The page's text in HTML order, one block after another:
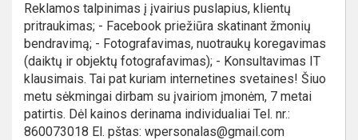
Reklamos talpinimas į įvairius puslapius, klientų
pritraukimas; - Facebook priežiūra skatinant žmonių
bendravimą; - Fotografavimas, nuotraukų koregavimas
(daiktų ir objektų fotografavimas); - Konsultavimas IT
klausimais. Tai pat kuriam internetines svetaines! Šiuo
metu sėkmingai dirbam su įvairiom įmonėm, 7 metai
patirtis. Dėl kainos derinama individualiai Tel. nr.:
860073018 El. pštas: wpersonalas@gmail.com